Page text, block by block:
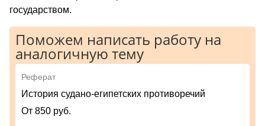
государством.
Поможем написать работу на
аналогичную тему
Реферат
История судано-египетских противоречий
От 850 руб.